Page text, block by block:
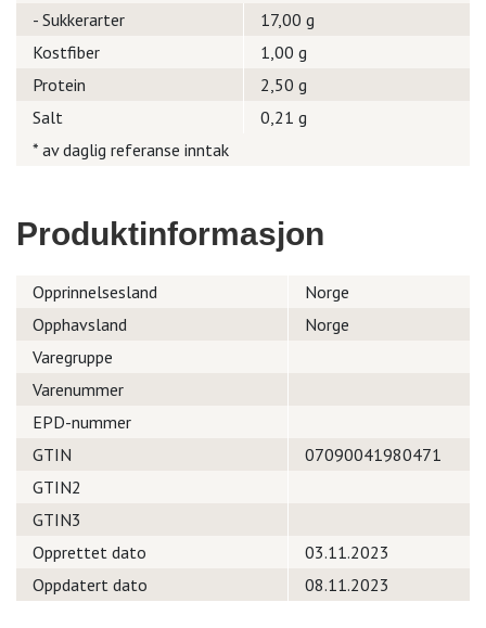
- Sukkerarter
17,00 g
Kostfiber
1,00 g
Protein
2,50 g
Salt
0,21 g
* av daglig referanse inntak
Produktinformasjon
Opprinnelsesland
Norge
Opphavsland
Norge
Varegruppe
Varenummer
EPD-nummer
GTIN
07090041980471
GTIN2
GTIN3
Opprettet dato
03.11.2023
Oppdatert dato
08.11.2023